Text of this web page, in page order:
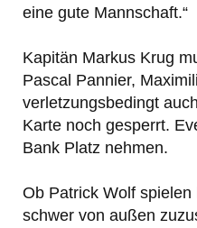
eine gute Mannschaft.“
Kapitän Markus Krug
Pascal Pannier,
verletzungsbedingt
Karte noch gesperrt.
Bank Platz nehmen.
Ob Patrick Wolf
schwer von außen